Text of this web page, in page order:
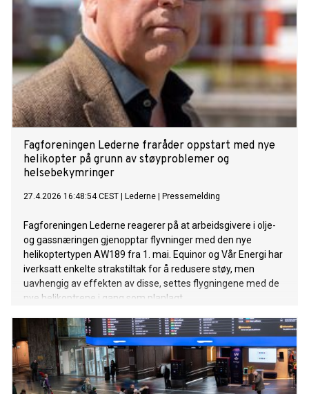
Fagforeningen Lederne fraråder oppstart med nye
helikopter på grunn av støyproblemer og
helsebekymringer
27.4.2026 16:48:54 CEST Lederne Pressemelding
Fagforeningen Lederne reagerer på at arbeidsgivere i olje-
og gassnæringen gjenopptar flyvninger med den nye
helikoptertypen AW189 fra 1. mai. Equinor og Vår Energi har
iverksatt enkelte strakstiltak for å redusere støy, men
uavhengig av effekten av disse, settes flygningene med de
nye helikoptrene i gang som planlagt.